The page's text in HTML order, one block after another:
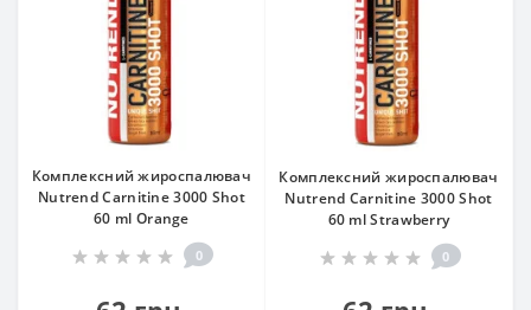
Комплексний жироспалювач
Nutrend Carnitine 3000 Shot
60 ml Orange
0
Комплексний жироспалювач
Nutrend Carnitine 3000 Shot
60 ml Strawberry
0